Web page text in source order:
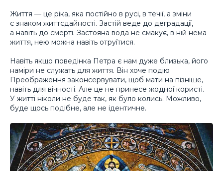
Життя — це ріка, яка постійно в русі, в течії, а зміни
є знаком життєдайності. Застій веде до деградації,
а навіть до смерті. Застояна вода не смакує, в ній нема
життя, нею можна навіть отруїтися.
Навіть якщо поведінка Петра є нам дуже близька, його
наміри не служать для життя. Він хоче подію
Преображення законсервувати, щоб мати на пізніше,
навіть для вічності. Але це не принесе жодної користі.
У житті ніколи не буде так, як було колись. Можливо,
буде щось подібне, але не ідентичне.